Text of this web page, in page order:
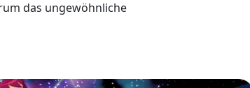
das ungewöhnliche